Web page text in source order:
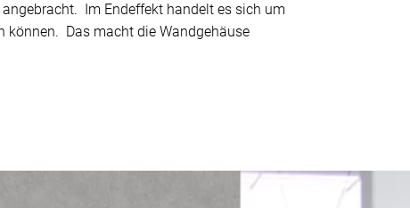
Im Endeffekt handelt es sich um
können. Das macht die Wandgehäuse